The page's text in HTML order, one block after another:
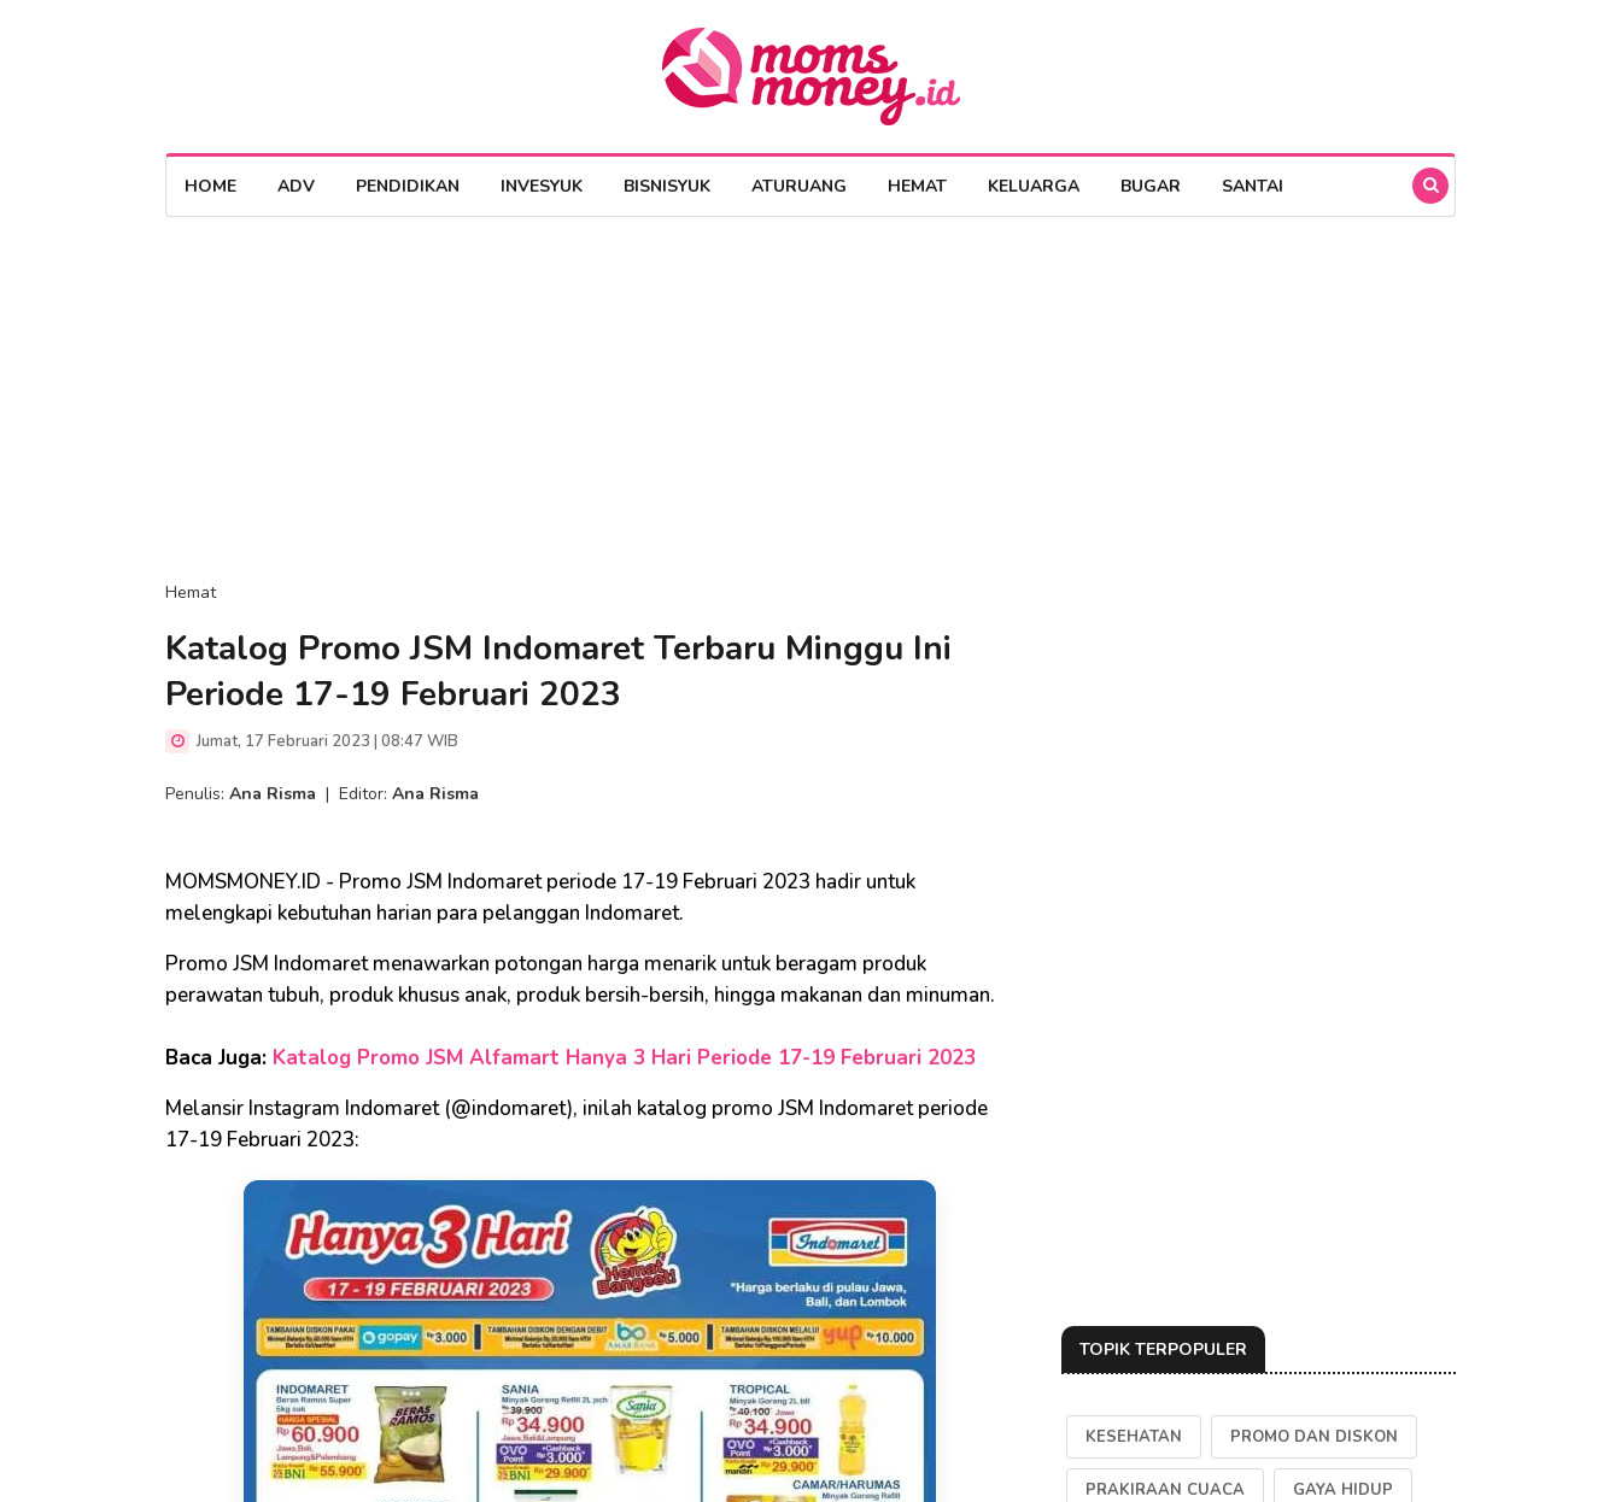
HOME ADV PENDIDIKAN INVESYUK BISNISYUK ATURUANG HEMAT KELUARGA BUGAR SANTAI
Hemat
Katalog Promo JSM Indomaret Terbaru Minggu Ini
Periode 17-19 Februari 2023
Jumat, 17 Februari 2023 | 08:47 WIB
Penulis: Ana Risma | Editor: Ana Risma
MOMSMONEY.ID - Promo JSM Indomaret periode 17-19 Februari 2023 hadir untuk
melengkapi kebutuhan harian para pelanggan Indomaret.
Promo JSM Indomaret menawarkan potongan harga menarik untuk beragam produk
perawatan tubuh, produk khusus anak, produk bersih-bersih, hingga makanan dan minuman.
Baca Juga: Katalog Promo JSM Alfamart Hanya 3 Hari Periode 17-19 Februari 2023
Melansir Instagram Indomaret (@indomaret), inilah katalog promo JSM Indomaret periode
17-19 Februari 2023:
TOPIK TERPOPULER
KESEHATAN PROMO DAN DISKON
PRAKIRAAN CUACA GAYA HIDUP